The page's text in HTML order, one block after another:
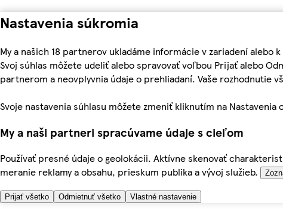
Nastavenia súkromia
My a našich 18 partnerov ukladáme informácie v zariadení
Svoj súhlas môžete udeliť alebo spravovať voľbou Prijať alebo
partnerom a neovplyvnia údaje o prehliadaní. Vaše rozhodnutie
Svoje nastavenia súhlasu môžete zmeniť kliknutím na Nastavenia
My a naši partneri spracúvame údaje s cieľom
Používať presné údaje o geolokácii. Aktívne skenovať
meranie reklamy a obsahu, prieskum publika a vývoj služieb.
Prijať všetko Odmietnuť všetko Vlastné nastavenie